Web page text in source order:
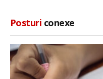
Posturi conexe